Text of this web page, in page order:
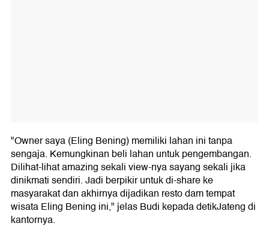
"Owner saya (Eling Bening) memiliki lahan ini tanpa
sengaja. Kemungkinan beli lahan untuk pengembangan.
Dilihat-lihat amazing sekali view-nya sayang sekali jika
dinikmati sendiri. Jadi berpikir untuk di-share ke
masyarakat dan akhirnya dijadikan resto dam tempat
wisata Eling Bening ini," jelas Budi kepada detikJateng di
kantornya.